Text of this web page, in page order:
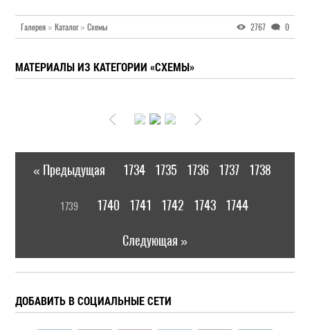
Галерея » Каталог» Схемы 2767 0
МАТЕРИАЛЫ ИЗ КАТЕГОРИИ «СХЕМЫ»
« Предыдущая 1734 1735 1736 1737 1738
1739 1740 1741 1742 1743 1744
Следующая »
ДОБАВИТЬ В СОЦИАЛЬНЫЕ СЕТИ